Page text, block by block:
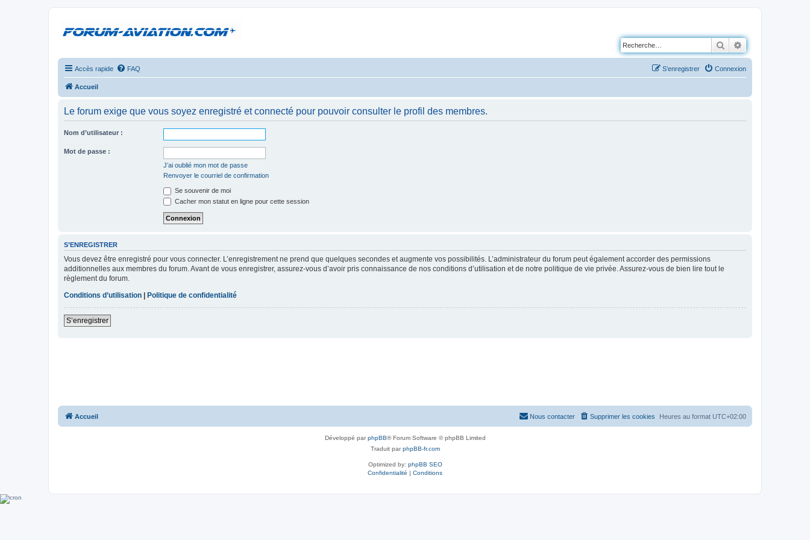
Rechercher
Accès rapide FAQ Connexion
S’enregistrer
Accueil
Le forum exige que vous soyez enregistré et connecté pour pouvoir consulter le profil des membres.
Nom d’utilisateur :
Mot de passe :
J’ai oublié mon mot de passe
Renvoyer le courriel de confirmation
Se souvenir de moi
Cacher mon statut en ligne pour cette session
S’ENREGISTRER
Vous devez être enregistré pour vous connecter. L’enregistrement ne prend que quelques secondes et augmente vos possibilités. L’administrateur du forum peut également accorder des permissions
additionnelles aux membres du forum. Avant de vous enregistrer, assurez-vous d’avoir pris connaissance de nos conditions d’utilisation et de notre politique de vie privée. Assurez-vous de bien lire tout le
règlement du forum.
Conditions d’utilisation | Politique de confidentialité
S’enregistrer
Accueil Heures au format UTC+02:00
Supprimer les cookies
Nous contacter
Développé parphpBB® Forum Software © phpBB Limited
Traduit parphpBB-fr.com
Optimized by: phpBB SEO
Confidentialité | Conditions